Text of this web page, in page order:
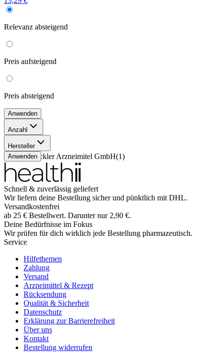
Relevanz absteigend
Preis aufsteigend
Preis absteigend
Anwenden
Anzahl
1)
Hersteller
Meta Fackler Arzneimitel GmbH(1)
Anwenden
Schnell & zuverlässig geliefert
Wir liefern deine Bestellung sicher und pünktlich mit DHL.
Versandkostenfrei
ab 25 € Bestellwert. Darunter nur 2,90 €.
Deine Bedürfnisse im Fokus
Wir prüfen für dich wirklich jede Bestellung pharmazeutisch.
Service
Hilfethemen
Zahlung
Versand
Arzneimittel & Rezept
Rücksendung
Qualität & Sicherheit
Datenschutz
Erklärung zur Barrierefreiheit
Über uns
Kontakt
Bestellung widerrufen